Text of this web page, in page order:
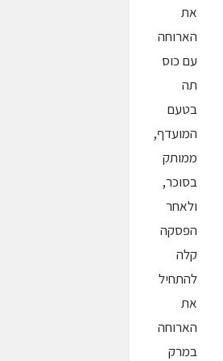
את
הארוחה
עם כוס
תה
בטעם
המועדף,
ממותק
בסוכר,
ולאחר
הפסקה
קלה
להתחיל
את
הארוחה
במרק